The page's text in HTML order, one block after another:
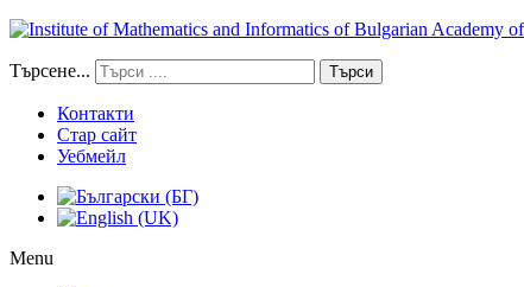
Търсене... Търси
Контакти
Стар сайт
Уебмейл
Menu